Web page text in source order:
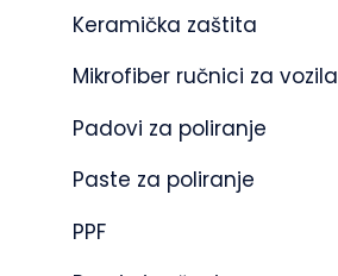
Keramička zaštita
Mikrofiber ručnici za vozila
Padovi za poliranje
Paste za poliranje
PPF